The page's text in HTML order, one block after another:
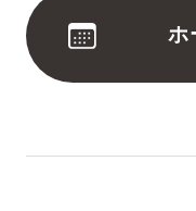
ホ